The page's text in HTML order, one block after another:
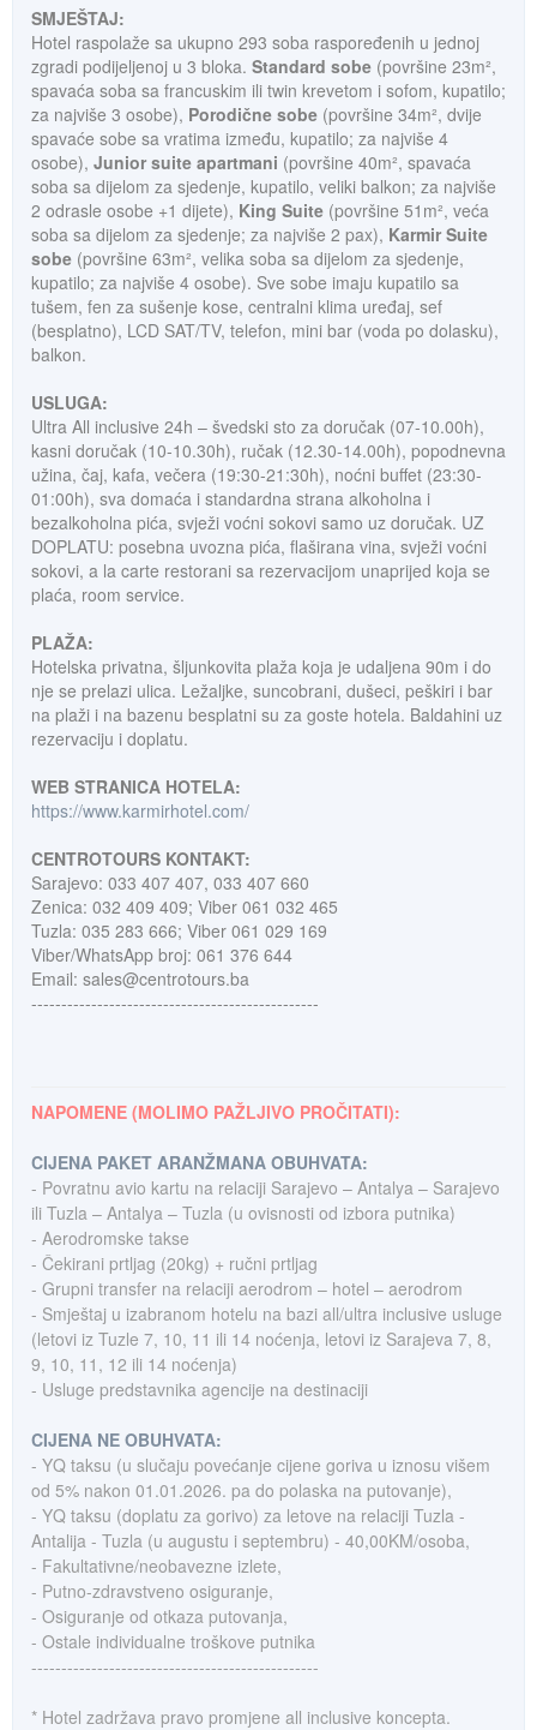
SMJEŠTAJ:
Hotel raspolaže sa ukupno 293 soba raspoređenih u jednoj
zgradi podijeljenoj u 3 bloka. Standard sobe (površine 23m²,
spavaća soba sa francuskim ili twin krevetom i sofom, kupatilo;
za najviše 3 osobe), Porodične sobe (površine 34m², dvije
spavaće sobe sa vratima između, kupatilo; za najviše 4
osobe), Junior suite apartmani (površine 40m², spavaća
soba sa dijelom za sjedenje, kupatilo, veliki balkon; za najviše
2 odrasle osobe +1 dijete), King Suite (površine 51m², veća
soba sa dijelom za sjedenje; za najviše 2 pax), Karmir Suite
sobe (površine 63m², velika soba sa dijelom za sjedenje,
kupatilo; za najviše 4 osobe). Sve sobe imaju kupatilo sa
tušem, fen za sušenje kose, centralni klima uređaj, sef
(besplatno), LCD SAT/TV, telefon, mini bar (voda po dolasku),
balkon.
USLUGA:
Ultra All inclusive 24h – švedski sto za doručak (07-10.00h),
kasni doručak (10-10.30h), ručak (12.30-14.00h), popodnevna
užina, čaj, kafa, večera (19:30-21:30h), noćni buffet (23:30-
01:00h), sva domaća i standardna strana alkoholna i
bezalkoholna pića, svježi voćni sokovi samo uz doručak. UZ
DOPLATU: posebna uvozna pića, flaširana vina, svježi voćni
sokovi, a la carte restorani sa rezervacijom unaprijed koja se
plaća, room service.
PLAŽA:
Hotelska privatna, šljunkovita plaža koja je udaljena 90m i do
nje se prelazi ulica. Ležaljke, suncobrani, dušeci, peškiri i bar
na plaži i na bazenu besplatni su za goste hotela. Baldahini uz
rezervaciju i doplatu.
WEB STRANICA HOTELA:
https://www.karmirhotel.com/
CENTROTOURS KONTAKT:
Sarajevo: 033 407 407, 033 407 660
Zenica: 032 409 409; Viber 061 032 465
Tuzla: 035 283 666; Viber 061 029 169
Viber/WhatsApp broj: 061 376 644
Email: sales@centrotours.ba
------------------------------------------------
NAPOMENE (MOLIMO PAŽLJIVO PROČITATI):
CIJENA PAKET ARANŽMANA OBUHVATA:
- Povratnu avio kartu na relaciji Sarajevo – Antalya – Sarajevo
ili Tuzla – Antalya – Tuzla (u ovisnosti od izbora putnika)
- Aerodromske takse
- Čekirani prtljag (20kg) + ručni prtljag
- Grupni transfer na relaciji aerodrom – hotel – aerodrom
- Smještaj u izabranom hotelu na bazi all/ultra inclusive usluge
(letovi iz Tuzle 7, 10, 11 ili 14 noćenja, letovi iz Sarajeva 7, 8,
9, 10, 11, 12 ili 14 noćenja)
- Usluge predstavnika agencije na destinaciji
CIJENA NE OBUHVATA:
- YQ taksu (u slučaju povećanje cijene goriva u iznosu višem
od 5% nakon 01.01.2026. pa do polaska na putovanje),
- YQ taksu (doplatu za gorivo) za letove na relaciji Tuzla -
Antalija - Tuzla (u augustu i septembru) - 40,00KM/osoba,
- Fakultativne/neobavezne izlete,
- Putno-zdravstveno osiguranje,
- Osiguranje od otkaza putovanja,
- Ostale individualne troškove putnika
------------------------------------------------
* Hotel zadržava pravo promjene all inclusive koncepta.